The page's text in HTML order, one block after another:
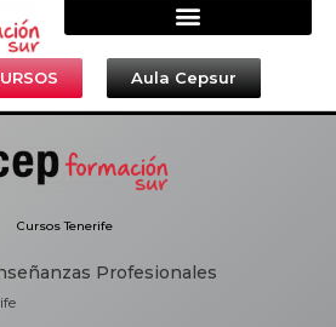
Aula Cepsur
Cursos Tenerife
Profesionales